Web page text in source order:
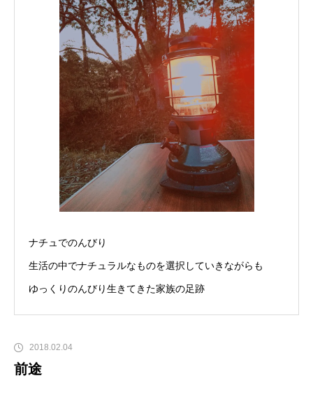
ナチュでのんびり
生活の中でナチュラルなものを選択していきながらも
ゆっくりのんびり生きてきた家族の足跡
2018.02.04
前途